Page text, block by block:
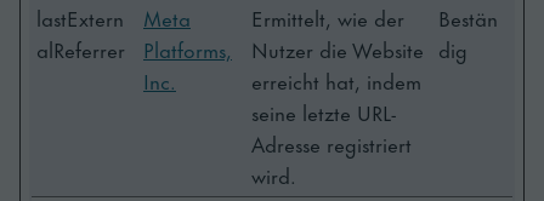
lastExtern
alReferrer
Meta
Platforms,
Inc.
Ermittelt, wie der
Nutzer die Website
erreicht hat, indem
seine letzte URL-
Adresse registriert
wird.
Bestän
dig